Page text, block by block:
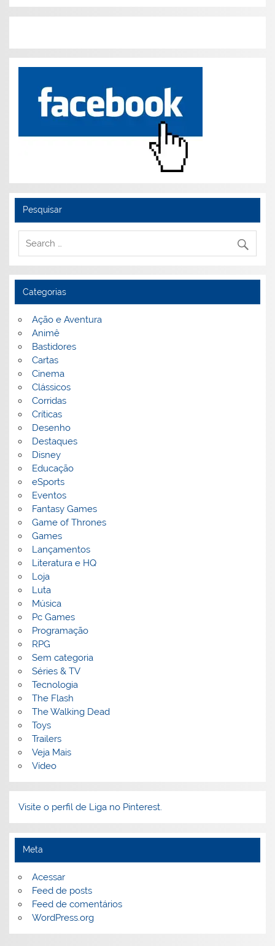
Pesquisar
Categorias
Ação e Aventura
Animê
Bastidores
Cartas
Cinema
Clássicos
Corridas
Críticas
Desenho
Destaques
Disney
Educação
eSports
Eventos
Fantasy Games
Game of Thrones
Games
Lançamentos
Literatura e HQ
Loja
Luta
Música
Pc Games
Programação
RPG
Sem categoria
Séries & TV
Tecnologia
The Flash
The Walking Dead
Toys
Trailers
Veja Mais
Vídeo
Visite o perfil de Liga no Pinterest.
Meta
Acessar
Feed de posts
Feed de comentários
WordPress.org